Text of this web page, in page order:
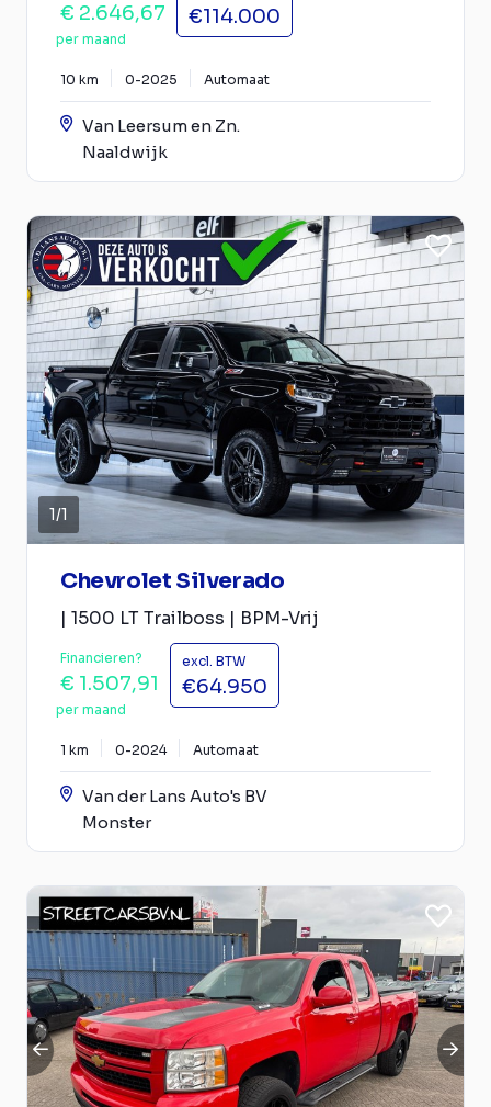
€ 2.646,67
per maand
€114.000
10 km 0-2025 Automaat
Van Leersum en Zn.
Naaldwijk
1/1
Chevrolet Silverado
| 1500 LT Trailboss | BPM-Vrij
Financieren?
€ 1.507,91
per maand
excl. BTW
€64.950
1 km 0-2024 Automaat
Van der Lans Auto's BV
Monster